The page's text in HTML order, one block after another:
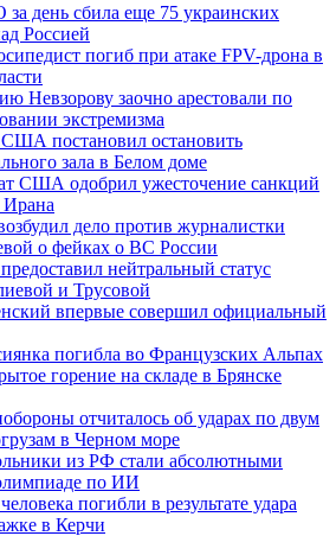
день сбила еще 75 украинских
Россией
погиб при атаке FPV-дрона в
Невзорову заочно арестовали по
экстремизма
постановил остановить
зала в Белом доме
США одобрил ужесточение санкций
Ирана
дело против журналистки
о фейках о ВС России
нейтральный статус
и Трусовой
впервые совершил официальный
погибла во Французских Альпах
горение на складе в Брянске
отчиталось об ударах по двум
в Черном море
из РФ стали абсолютными
по ИИ
погибли в результате удара
в Керчи